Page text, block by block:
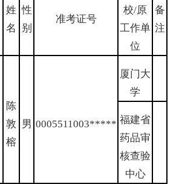
姓
名
性
别
准考证号
校/原
工作单
位
备
注
陈
敦
榕
男 0005511003*****
厦门大
学
福建省
药品审
核查验
中心